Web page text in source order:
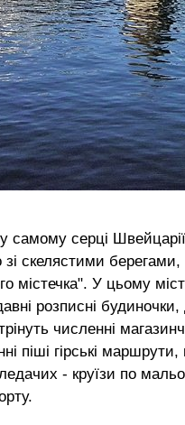
самому серці
скелястими берегами,
містечка". У цьому
розписні
численні
піші гірські
- круїзи по